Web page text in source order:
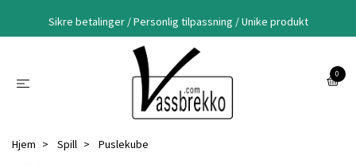
Sikre betalinger / Personlig tilpassning / Unike produkt
0
Hjem Spill Puslekube